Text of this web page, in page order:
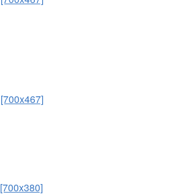
[700x467]
[700x380]